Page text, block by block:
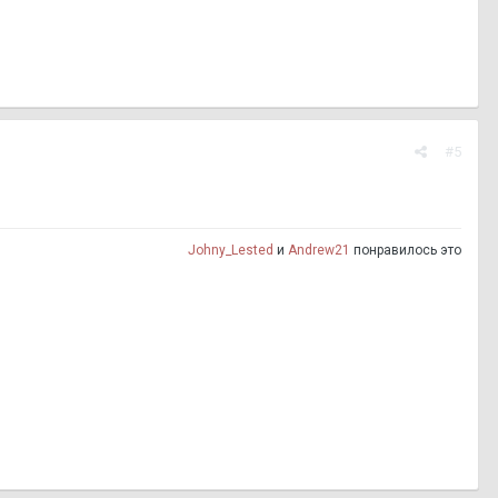
#5
Johny_Lested и Andrew21 понравилось это